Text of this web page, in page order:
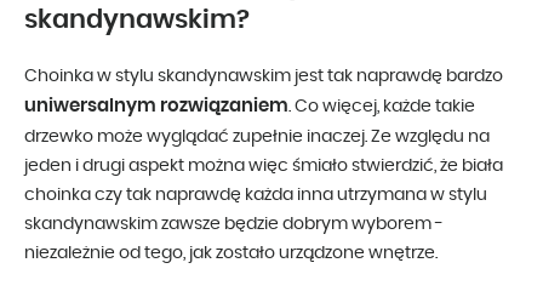
skandynawskim?
Choinka w stylu skandynawskim jest tak naprawdę bardzo
uniwersalnym rozwiązaniem. Co więcej, każde takie
drzewko może wyglądać zupełnie inaczej. Ze względu na
jeden i drugi aspekt można więc śmiało stwierdzić, że biała
choinka czy tak naprawdę każda inna utrzymana w stylu
skandynawskim zawsze będzie dobrym wyborem -
niezależnie od tego, jak zostało urządzone wnętrze.